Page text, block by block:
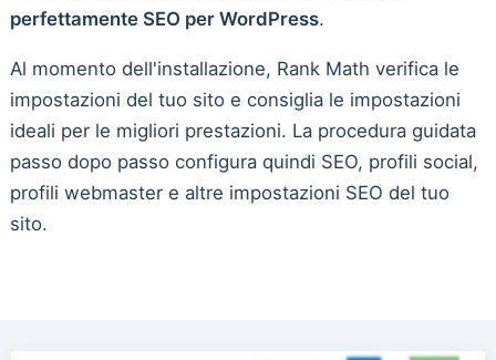
perfettamente SEO per WordPress.
Al momento dell'installazione, Rank Math verifica le
impostazioni del tuo sito e consiglia le impostazioni
ideali per le migliori prestazioni. La procedura guidata
passo dopo passo configura quindi SEO, profili social,
profili webmaster e altre impostazioni SEO del tuo
sito.